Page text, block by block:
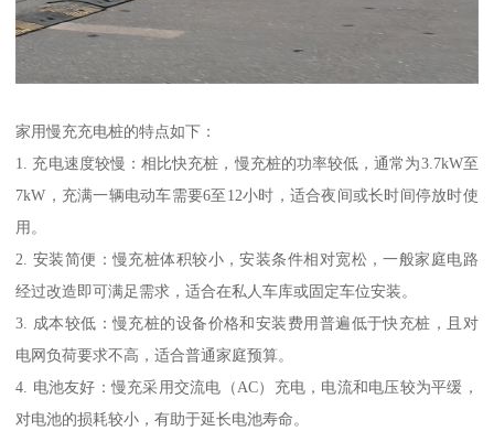
家用慢充充电桩的特点如下：
1. 充电速度较慢：相比快充桩，慢充桩的功率较低，通常为3.7kW至
7kW，充满一辆电动车需要6至12小时，适合夜间或长时间停放时使
用。
2. 安装简便：慢充桩体积较小，安装条件相对宽松，一般家庭电路
经过改造即可满足需求，适合在私人车库或固定车位安装。
3. 成本较低：慢充桩的设备价格和安装费用普遍低于快充桩，且对
电网负荷要求不高，适合普通家庭预算。
4. 电池友好：慢充采用交流电（AC）充电，电流和电压较为平缓，
对电池的损耗较小，有助于延长电池寿命。